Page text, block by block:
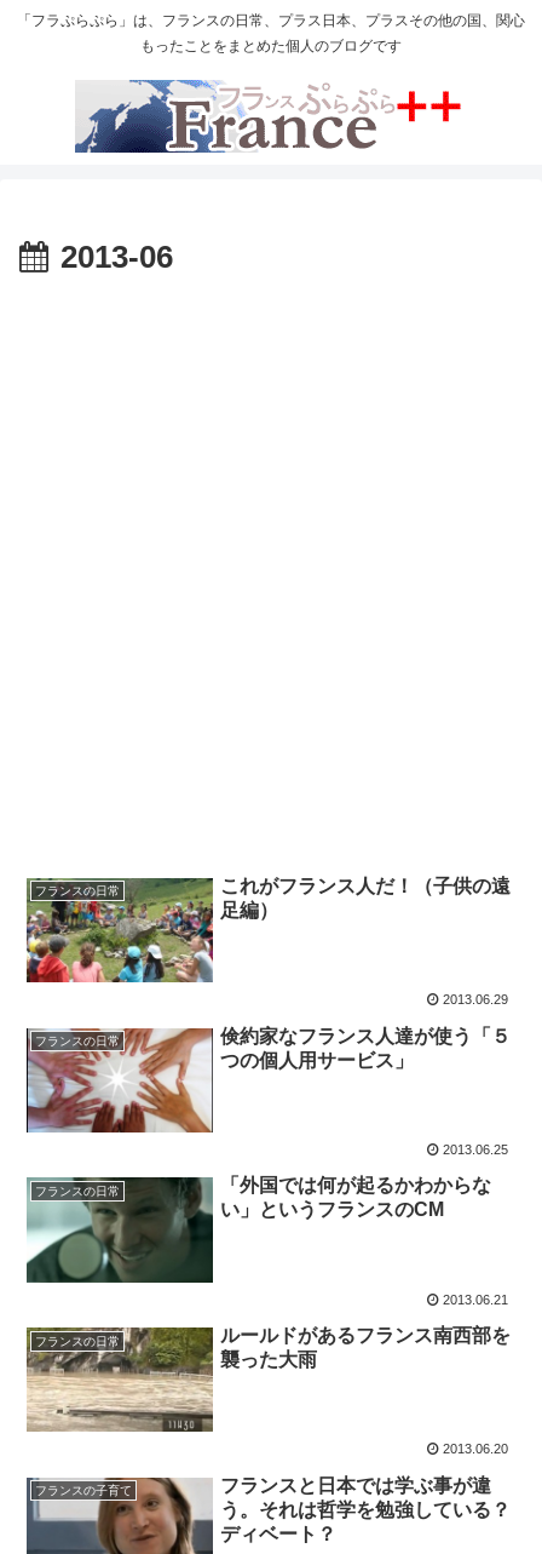
「フラぷらぷら」は、フランスの日常、プラス日本、プラスその他の国、関心
もったことをまとめた個人のブログです
2013-06
フランスの日常
これがフランス人だ！（子供の遠
足編）
2013.06.29
フランスの日常
倹約家なフランス人達が使う「５
つの個人用サービス」
2013.06.25
フランスの日常
「外国では何が起るかわからな
い」というフランスのCM
2013.06.21
フランスの日常
ルールドがあるフランス南西部を
襲った大雨
2013.06.20
フランスの子育て
フランスと日本では学ぶ事が違
う。それは哲学を勉強している？
ディベート？